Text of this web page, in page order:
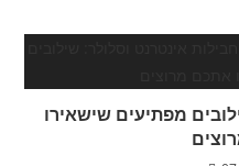
מפתיעים שישאירו